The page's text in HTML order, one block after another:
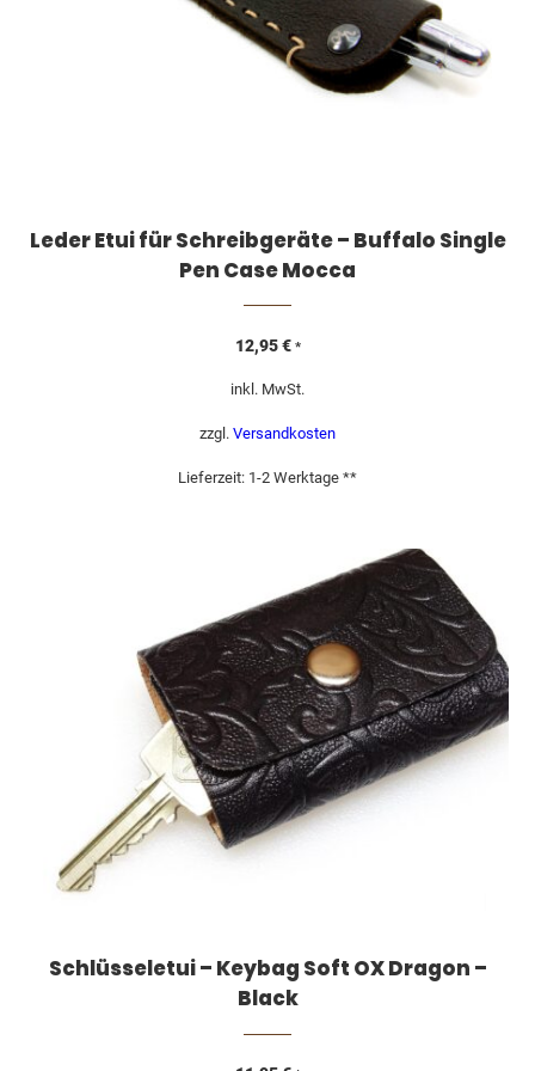
Leder Etui für Schreibgeräte – Buffalo Single
Pen Case Mocca
12,95€ *
inkl. MwSt.
zzgl. Versandkosten
Lieferzeit: 1-2 Werktage **
Schlüsseletui – Keybag Soft OX Dragon –
Black